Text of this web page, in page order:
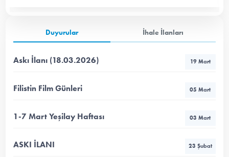
Duyurular İhale İlanları
Askı İlanı (18.03.2026) 19 Mart
Filistin Film Günleri 05 Mart
1-7 Mart Yeşilay Haftası 03 Mart
ASKI İLANI 23 Şubat